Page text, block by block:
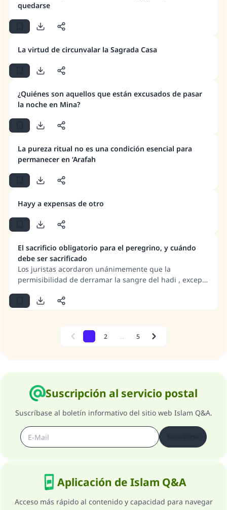
quedarse
La virtud de circunvalar la Sagrada Casa
¿Quiénes son aquellos que están excusados de pasar
la noche en Mina?
La pureza ritual no es una condición esencial para
permanecer en ‘Arafah
Hayy a expensas de otro
El sacrificio obligatorio para el peregrino, y cuándo
debe ser sacrificado
Los juristas acordaron unánimemente que la
permisibilidad de derramar la sangre del hadi , excepto
la peregrinación, se limita al Haram , y no es permisible
sacrificar fuera del santuario.
Previous 2 ... 5 Next
Suscripción al servicio postal
Suscríbase al boletín informativo del sitio web Islam Q&A.
Aplicación de Islam Q&A
Acceso más rápido al contenido y capacidad para navegar
La respuesta no. 110845 salvó un
Desde la Q hasta la A, su contribución ayuda a
"Una persona que orienta a otros a hacer el
bien obtendrá la misma recompensa que
aquellos que lo realicen."